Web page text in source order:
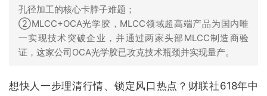
孔径加工的核心卡脖子难题；
②MLCC+OCA光学胶，MLCC领域超高端产品为国内唯
一实现技术突破企业，并通过两家头部MLCC制造商验
证，这家公司OCA光学胶已攻克技术瓶颈并实现量产。
想快人一步理清行情、锁定风口热点？财联社618年中